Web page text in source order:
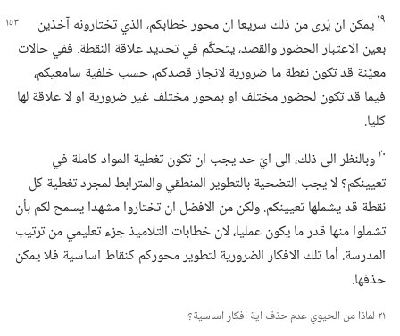
١٩يمكن ان يُرى من ذلك سريعا ان محور خطابكم،‏ الذي تختارونه آخذين
بعين الاعتبار الحضور والقصد،‏ يتحكَّم في تحديد علاقة النقطة.‏ ففي حالات
معيَّنة قد تكون نقطة ما ضرورية لانجاز قصدكم،‏ حسب خلفية سامعيكم،‏
فيما قد تكون لحضور مختلف او بمحور مختلف غير ضرورية او لا علاقة لها
كليا.‏
٢٠وبالنظر الى ذلك،‏ الى ايّ حد يجب ان تكون تغطية المواد كاملة في
تعيينكم؟‏ لا يجب التضحية بالتطوير المنطقي والمترابط لمجرد تغطية كل
نقطة قد يشملها تعيينكم.‏ ولكن من الافضل ان تختاروا مشهدا يسمح لكم بأن
تشملوا منها قدر ما يكون عمليا،‏ لان خطابات التلاميذ جزء تعليمي من ترتيب
المدرسة.‏ أما تلك الافكار الضرورية لتطوير محوركم كنقاط اساسية فلا يمكن
حذفها.‏
٢١ لماذا من الحيوي عدم حذف اية افكار اساسية؟‏